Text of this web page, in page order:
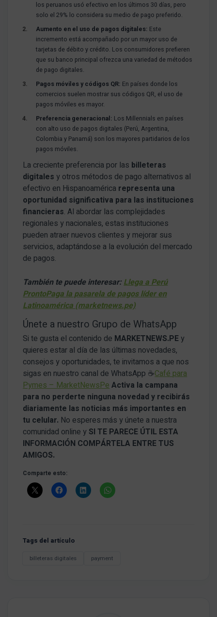
los peruanos usó efectivo en los últimos 30 días, pero
solo el 29% lo considera su medio de pago preferido.
Aumento en el uso de pagos digitales: Este
incremento está acompañado por un mayor uso de
tarjetas de débito y crédito. Los consumidores prefieren
que su banco principal ofrezca una variedad de métodos
de pago digitales.
Pagos móviles y códigos QR: En países donde los
comercios suelen mostrar sus códigos QR, el uso de
pagos móviles es mayor.
Preferencia generacional: Los Millennials en países
con alto uso de pagos digitales (Perú, Argentina,
Colombia y Panamá) son los mayores partidarios de los
pagos móviles.
La creciente preferencia por las billeteras
digitales y otros métodos de pago alternativos al
efectivo en Hispanoamérica representa una
oportunidad significativa para las instituciones
financieras. Al abordar las complejidades
regionales y nacionales, estas instituciones
pueden atraer nuevos clientes y mejorar sus
servicios, adaptándose a la evolución del mercado
de pagos.
También te puede interesar:Llega a Perú
ProntoPaga la pasarela de pagos líder en
Latinoamérica (marketnews.pe)
Únete a nuestro Grupo de WhatsApp
Si te gusta el contenido de MARKETNEWS.PE y
quieres estar al día de las últimas novedades,
consejos y oportunidades, te invitamos a que nos
sigas en nuestro canal de WhatsApp ☕Café para
Pymes – MarketNewsPeActiva la campana
para no perderte ninguna novedad y recibirás
diariamente las noticias más importantes en
tu celular. No esperes más y únete a nuestra
comunidad online y SI TE PARECE ÚTIL ESTA
INFORMACIÓN COMPÁRTELA ENTRE TUS
AMIGOS.
Comparte esto:
Tags del artículo
billeteras digitales payment